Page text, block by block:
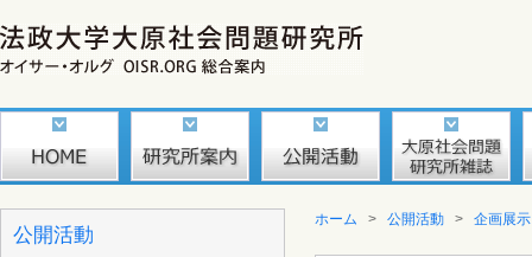
公開活動
ホーム > 公開活動 > 企画展示